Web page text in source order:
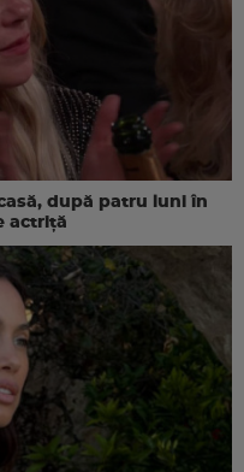
după patru luni în
actriță